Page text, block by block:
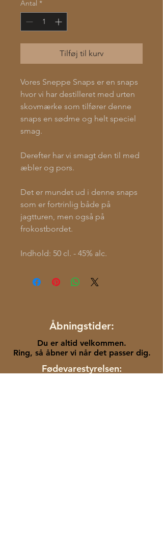
Antal *
Tilføj til kurv
Vores Sneppe Snaps er en snaps
hvor vi har destilleret med urten
skovmærke som tilfører denne
snaps en sødme og helt speciel
smag.
Derefter har vi smagt den til med
æbler og pors.
Det er mundet ud i denne snaps
som er fortrinlig både på
jagtturen, men også på
frokostbordet.
Indhold: 50 cl. - 45% alc.
Åbningstider:
Du er altid velkommen.
Ring, så åbner vi når det passer dig.
Fødevarestyrelsen: